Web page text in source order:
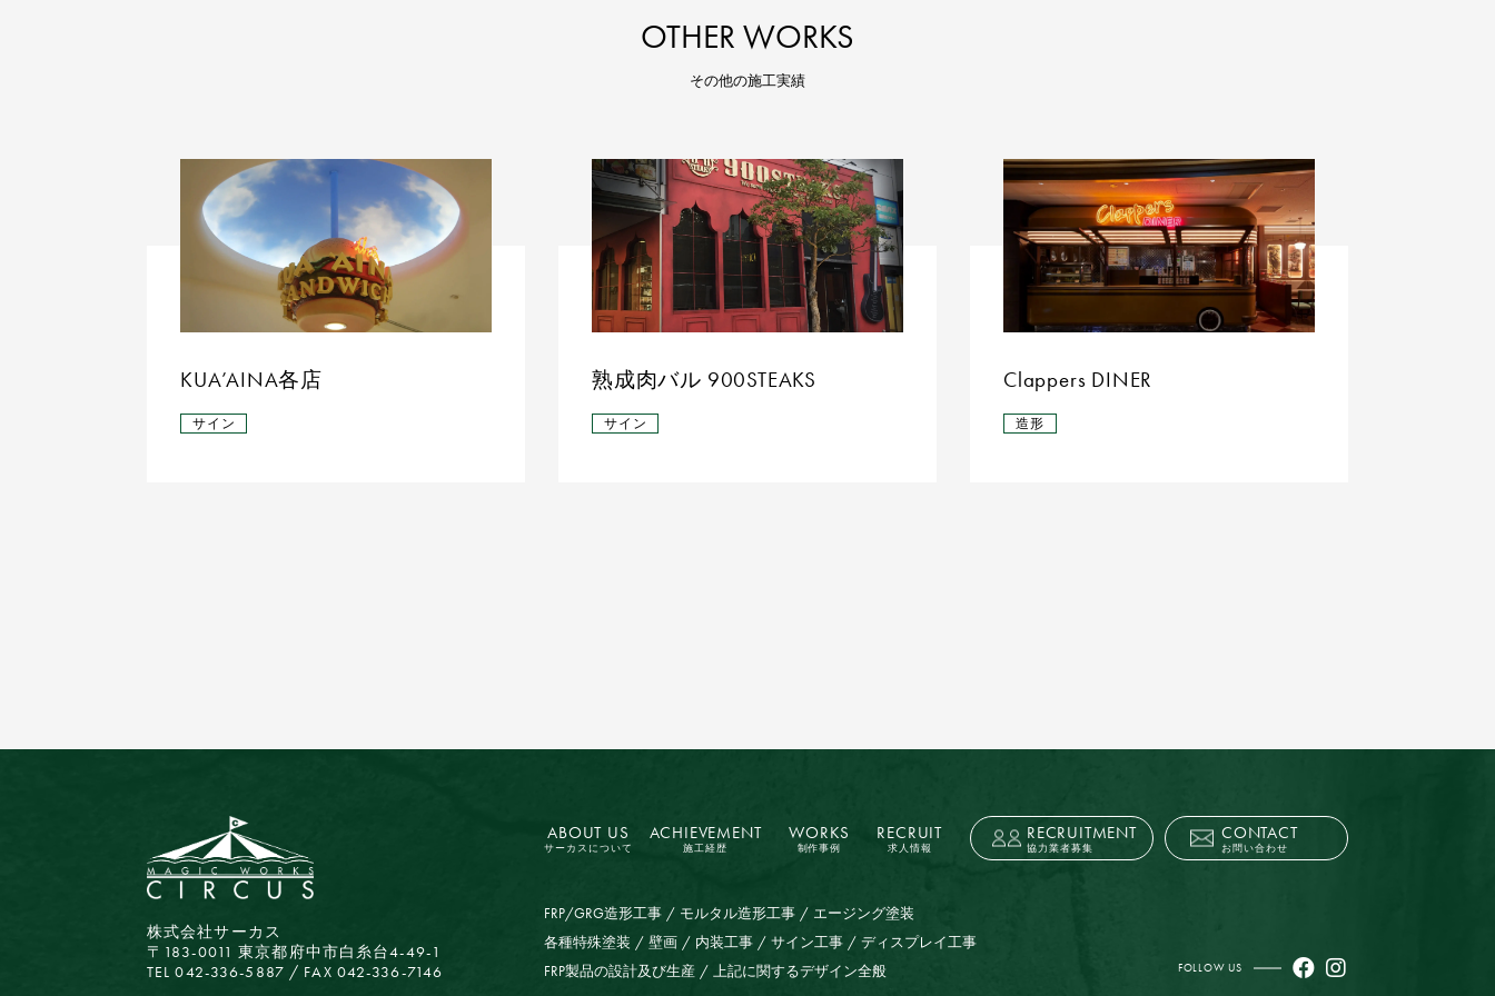
OTHER WORKS
その他の施工実績
KUA’AINA各店
サイン
熟成肉バル 900STEAKS
サイン
Clappers DINER
造形
株式会社サーカス
〒183-0011 東京都府中市白糸台4-49-1
TEL 042-336-5887 / FAX 042-336-7146
ABOUT US
サーカスについて
ACHIEVEMENT
施工経歴
WORKS
制作事例
RECRUIT
求人情報
RECRUITMENT
協力業者募集
CONTACT
お問い合わせ
FRP/GRG造形工事 モルタル造形工事
エージング塗装
各種特殊塗装
壁画 内装工事 サイン工事
ディスプレイ工事
FRP製品の設計及び生産
上記に関するデザイン全般 FOLLOW US